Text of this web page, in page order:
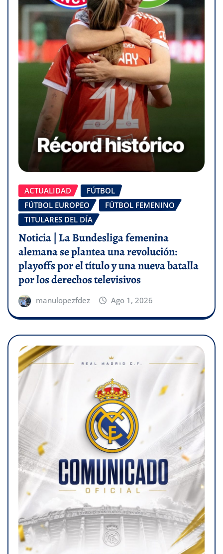
ACTUALIDAD
FÚTBOL
FÚTBOL EUROPEO
FÚTBOL FEMENINO
TITULARES DEL DÍA
Noticia | La Bundesliga femenina
alemana se plantea una revolución:
playoffs por el título y una nueva batalla
por los derechos televisivos
manulopezfdez Ago 1, 2026